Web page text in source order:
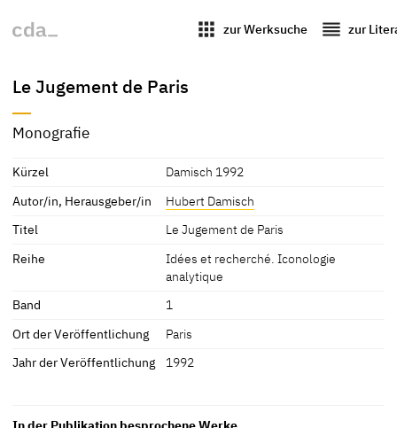
apps zur Werksuche reorder zur
Le Jugement de Paris
Monografie
Kürzel
Damisch 1992
Autor/in, Herausgeber/in
Hubert Damisch
Titel
Le Jugement de Paris
Reihe
Idées et recherché. Iconologie
analytique
Band
1
Ort der Veröffentlichung
Paris
Jahr der Veröffentlichung
1992